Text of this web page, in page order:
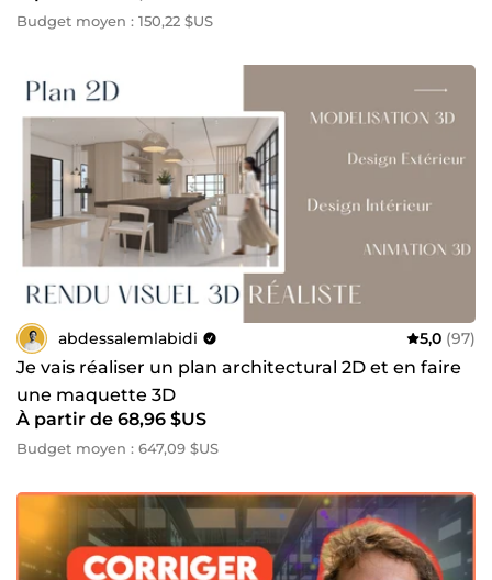
Budget moyen : 150,22 $US
abdessalemlabidi 5,0 (97)
Je vais réaliser un plan architectural 2D et en faire
une maquette 3D
À partir de 68,96 $US
Budget moyen : 647,09 $US